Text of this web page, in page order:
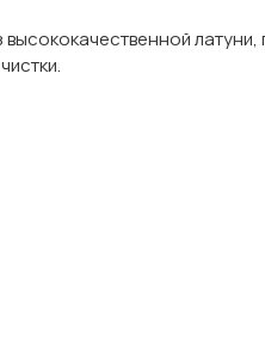
латуни,